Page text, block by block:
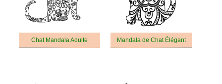
Chat Mandala Adulte Mandala de Chat Élégant